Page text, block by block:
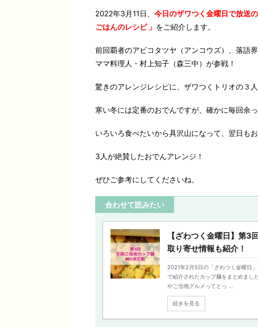
2022年3月11日、 今日のザワつく金曜日で放送
ごはんのレシピ 」 をご紹介します。
前回覇者のアビコタツヤ（アンコウズ）、落語
ママ料理人・村上知子（森三中）が参戦！
驚きのアレンジレシピに、ザワつくトリオの３人
寒い冬には定番のおでんですが、確かに毎回余っ
いろいろ食べたいから具沢山になって、翌日も
3人が絶賛したおでんアレンジ！
ぜひご参考にしてくださいね。
合わせて読みたい
【ざわつく金曜日】第3
取り寄せ情報も紹介！
2021年2月5日の「ざわつく金曜日
で紹介されたカップ麺をまとめまし
やご当地グルメってとっ ...
続きを見る